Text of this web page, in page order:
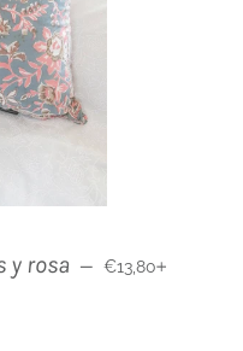
y rosa — Normaler Preis
€13,80